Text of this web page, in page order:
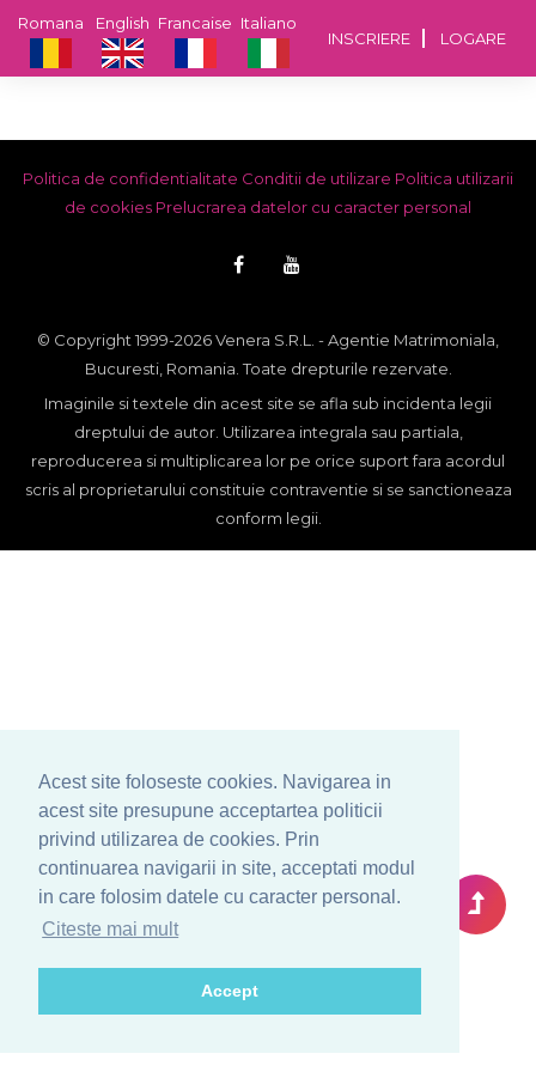
Acest site foloseste cookies. Navigarea in
acest site presupune acceptartea politicii
privind utilizarea de cookies. Prin
continuarea navigarii in site, acceptati modul
in care folosim datele cu caracter personal.
Citeste mai mult
Accept
INSCRIERE LOGARE
Italiano
Francaise
English
Romana
Politica de confidentialitate Conditii de utilizare Politica utilizarii
de cookies Prelucrarea datelor cu caracter personal
© Copyright 1999-2026 Venera S.R.L. - Agentie Matrimoniala,
Bucuresti, Romania. Toate drepturile rezervate.
Imaginile si textele din acest site se afla sub incidenta legii
dreptului de autor. Utilizarea integrala sau partiala,
reproducerea si multiplicarea lor pe orice suport fara acordul
scris al proprietarului constituie contraventie si se sanctioneaza
conform legii.